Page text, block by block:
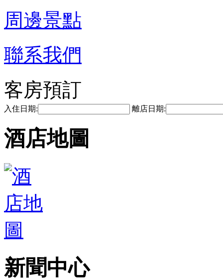
周邊景點
聯系我們
客房預訂
入住日期: 離店日期:
酒店地圖
新聞中心